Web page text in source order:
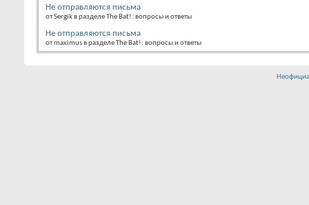
Не отправляются письма
от Sergik в разделе The Bat!: вопросы и ответы
Не отправляются письма
от maximus в разделе The Bat!: вопросы и ответы